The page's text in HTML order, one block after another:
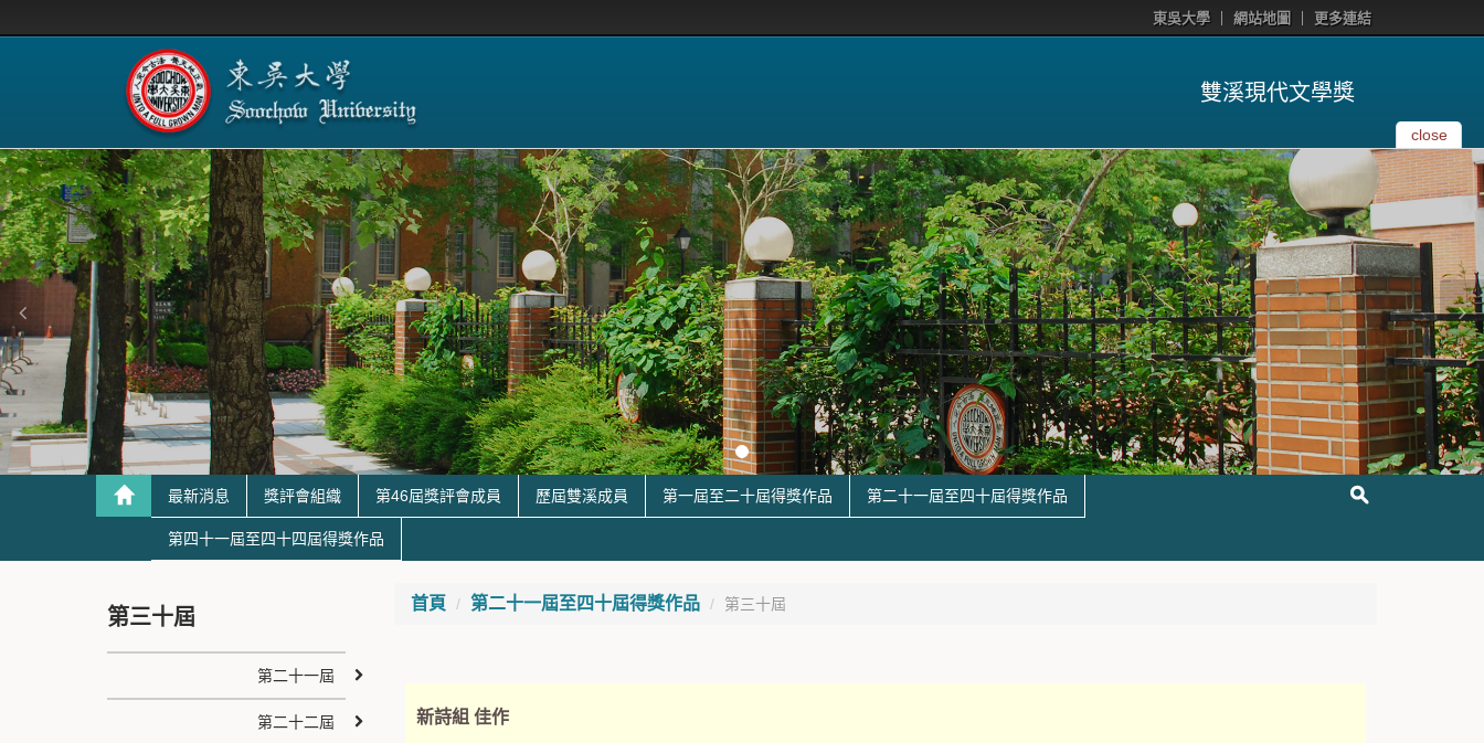
東吳大學 網站地圖 更多連結
雙溪現代文學獎
close
最新消息 獎評會組織 第46屆獎評會成員 歷屆雙溪成員 第一屆至二十屆得獎作品 第二十一屆至四十屆得獎作品
第四十一屆至四十四屆得獎作品
首頁 第二十一屆至四十屆得獎作品 第三十屆
新詩組 佳作
第三十屆
第二十一屆
第二十二屆